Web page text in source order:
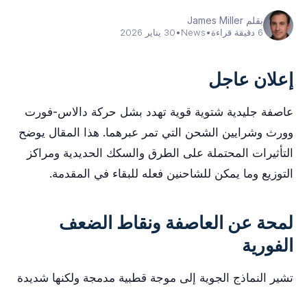
بقلم James Miller
6 دقيقة قراءة •
News
•30 يناير 2026
إعلان عاجل
عاصفة جليدية شتوية قوية تهدد بشل حركة دالاس-فورت
وورث وشرايين الشحن التي تمر عبرهما. هذا المقال يوضح
التأثيرات المحتملة على الطرق والسكك الحديدية ومراكز
التوزيع وما يمكن للشاحنين فعله للبقاء في المقدمة.
لمحة عن العاصفة ونقاط الضعف
الفورية
تشير النماذج الجوية إلى موجة قطبية مدمجة ولكنها شديدة